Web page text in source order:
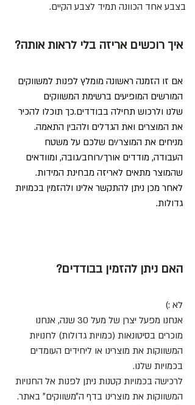
בצבע אחד הכוונה תמיד לצבע הקיים.
איך רוכשים אריזה בלי לראות אותה?
אם זו הזמנה ראשונה מומלץ לפנות למשווקים
המורשים המופיעים ברשימת המשווקים
שלנו ולרכוש תחילה בבודדים.כך תוכלו להכיר
את המוצרים ואת הגדלים ולהבין התאמה.
מניחים את המוצר/ים שלכם על משטח
העבודה, מודדים אורך/רוחב/גובה, ומוודאים
שהמוצר מתאים לאריזה מבחינת המידות.
לאחר מכן ניתן להתקשר אלינו ולהזמין בכמויות
גדולות.
האם ניתן להזמין בבודדים?
לא :)
אנחנו מפעל יצרן של מעל 30 שנה, אנחנו
מוכרים בסיטונאות (כמויות גדולות) לחנויות
המשווקות את מוצרינו או ליחידים העומדים
בכמויות שלנו.
לרכישה בכמויות קטנות ניתן לפנות אל החנויות
המשווקות את מוצרינו בדף ה״משווקים״ באתר.